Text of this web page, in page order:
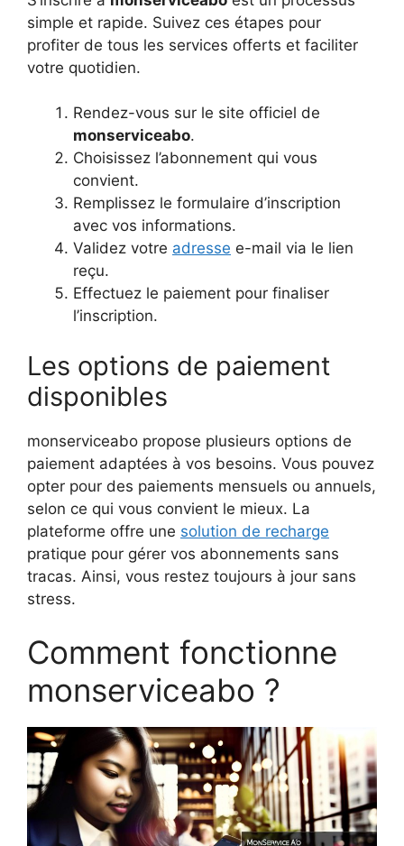
simple et rapide. Suivez ces étapes pour
profiter de tous les services offerts et faciliter
votre quotidien.
Rendez-vous sur le site officiel de
monserviceabo.
Choisissez l’abonnement qui vous
convient.
Remplissez le formulaire d’inscription
avec vos informations.
Validez votre adresse e-mail via le lien
reçu.
Effectuez le paiement pour finaliser
l’inscription.
Les options de paiement
disponibles
monserviceabo propose plusieurs options de
paiement adaptées à vos besoins. Vous pouvez
opter pour des paiements mensuels ou annuels,
selon ce qui vous convient le mieux. La
plateforme offre une solution de recharge
pratique pour gérer vos abonnements sans
tracas. Ainsi, vous restez toujours à jour sans
stress.
Comment fonctionne
monserviceabo ?